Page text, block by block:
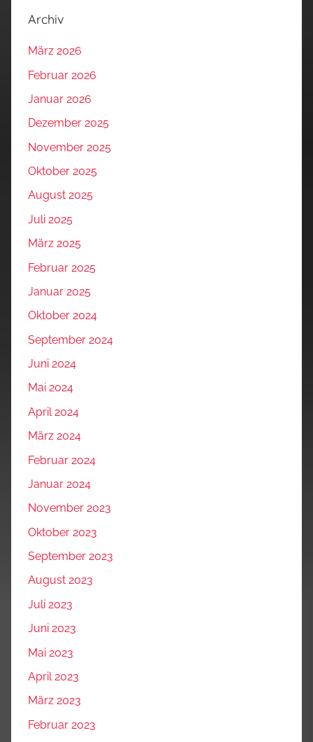
Archiv
März 2026
Februar 2026
Januar 2026
Dezember 2025
November 2025
Oktober 2025
August 2025
Juli 2025
März 2025
Februar 2025
Januar 2025
Oktober 2024
September 2024
Juni 2024
Mai 2024
April 2024
März 2024
Februar 2024
Januar 2024
November 2023
Oktober 2023
September 2023
August 2023
Juli 2023
Juni 2023
Mai 2023
April 2023
März 2023
Februar 2023